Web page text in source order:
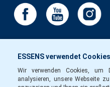
ESSENS verwendet Cookies
Wir verwenden Cookies, um
analysieren, unsere Webseite